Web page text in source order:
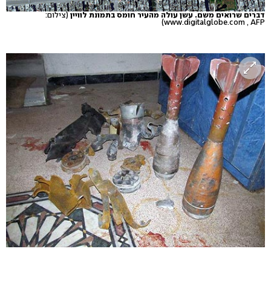
דברים שרואים משם. עשן עולה מהעיר חומס בתמונת לוויין (צילום:
www.digitalglobe.com , AFP)